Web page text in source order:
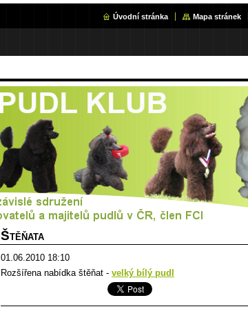
Úvodní stránka Mapa stránek
ŠTĚŇATA
01.06.2010 18:10
Rozšířena nabídka štěňat - velký bílý pudl